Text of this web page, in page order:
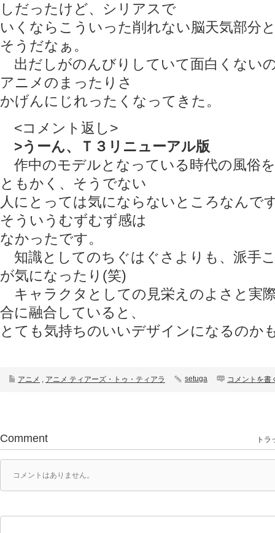
しだったけど、シリアスで
いくならこういった削れない脳天気部分
そうだなぁ。
出だしがのんびりしていて面白くない
アニメのまったりさ
かげんにじれったくなってきた。
<コメント返し>
>うーん、Ｔ３リニューアル版
作中のモデルとなっている時代の風俗
ともかく、そうでない
人にとっては気にならないところなんで
そういうむずむず感は
なかったです。
知識としてのちぐはぐさよりも、派手
が気になったり(笑)
キャラクタとしての見栄えのよさと実
合に融合していると、
とても気持ちのいいデザインになるのか
アニメ , アニメ ティアーズ・トゥ・ティアラ setuga コメントを書
Comment トラ
コメントはありません。